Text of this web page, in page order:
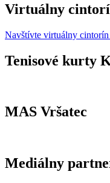
Virtuálny
Navštívte virtuálny
Tenisové kurty
MAS Vršatec
Mediálny